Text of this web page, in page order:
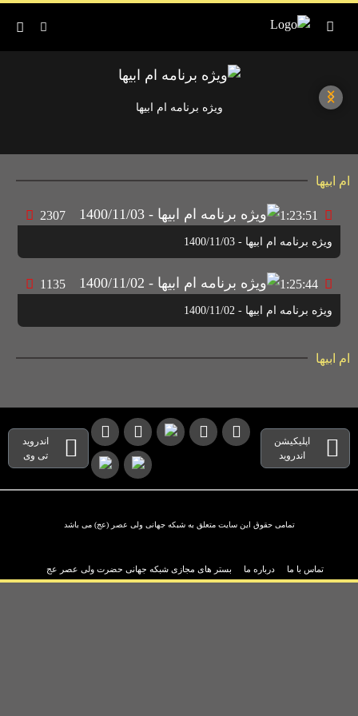
ویژه برنامه ام ابیها
ام ابیها
1:23:51
2307
ویژه برنامه ام ابیها - 1400/11/03
1:25:44
1135
ویژه برنامه ام ابیها - 1400/11/02
ام ابیها
اپلیکیشن
اندروید
اندروید
تی وی
تمامی حقوق این سایت متعلق به شبکه جهانی ولی عصر (عج) می باشد
تماس با ما درباره ما بستر های مجازی شبکه جهانی حضرت ولی عصر عج